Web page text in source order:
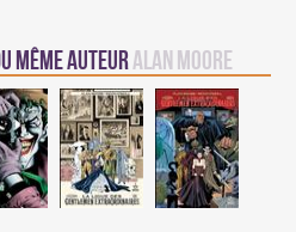
même auteurAlan Moore